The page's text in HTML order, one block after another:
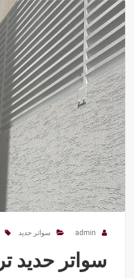
admin سواتر حديد
سواتر حديد